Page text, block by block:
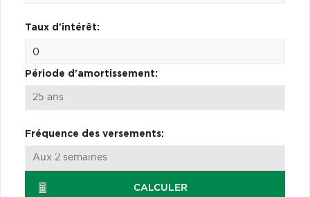
Taux d'intérêt:
Période d'amortissement:
Fréquence des versements:
CALCULER